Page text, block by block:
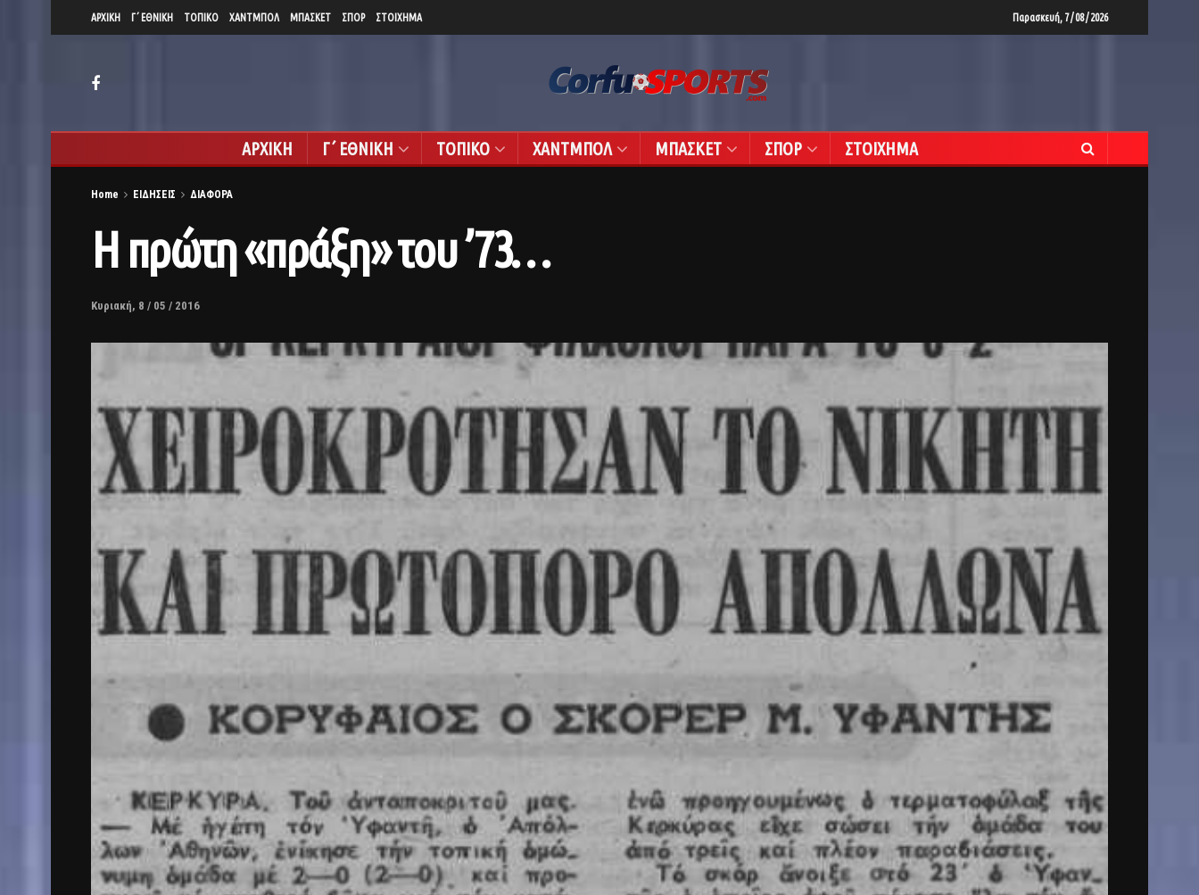
ΑΡΧΙΚΗ Γ΄ ΕΘΝΙΚΗ ΤΟΠΙΚΟ ΧΑΝΤΜΠΟΛ ΜΠΑΣΚΕΤ ΣΠΟΡ ΣΤΟΙΧΗΜΑ Παρασκευή, 7 / 08 / 2026
ΑΡΧΙΚΗ Γ΄ ΕΘΝΙΚΗ ΤΟΠΙΚΟ ΧΑΝΤΜΠΟΛ ΜΠΑΣΚΕΤ ΣΠΟΡ ΣΤΟΙΧΗΜΑ
Home ΕΙΔΗΣΕΙΣ ΔΙΑΦΟΡΑ
H πρώτη «πράξη» του ’73…
Κυριακή, 8 / 05 / 2016